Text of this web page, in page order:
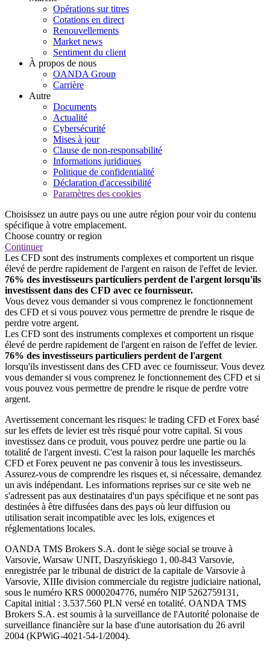
Opérations sur titres
Cotations en direct
Renouvellements
Market news
Sentiment du client
À propos de nous
OANDA Group
Carrière
Autre
Documents
Actualité
Cybersécurité
Mises à jour
Clause de non-responsabilité
Informations juridiques
Politique de confidentialité
Déclaration d'accessibilité
Paramètres des cookies
Choisissez un autre pays ou une autre région pour voir du contenu
spécifique à votre emplacement.
Choose country or region
Continuer
Les CFD sont des instruments complexes et comportent un risque
élevé de perdre rapidement de l'argent en raison de l'effet de levier.
76% des investisseurs particuliers perdent de l'argent lorsqu'ils
investissent dans des CFD avec ce fournisseur.
Vous devez vous demander si vous comprenez le fonctionnement
des CFD et si vous pouvez vous permettre de prendre le risque de
perdre votre argent.
Les CFD sont des instruments complexes et comportent un risque
élevé de perdre rapidement de l'argent en raison de l'effet de levier.
76% des investisseurs particuliers perdent de l'argent
lorsqu'ils investissent dans des CFD avec ce fournisseur. Vous devez
vous demander si vous comprenez le fonctionnement des CFD et si
vous pouvez vous permettre de prendre le risque de perdre votre
argent.
Avertissement concernant les risques: le trading CFD et Forex basé
sur les effets de levier est très risqué pour votre capital. Si vous
investissez dans ce produit, vous pouvez perdre une partie ou la
totalité de l'argent investi. C'est la raison pour laquelle les marchés
CFD et Forex peuvent ne pas convenir à tous les investisseurs.
Assurez-vous de comprendre les risques et, si nécessaire, demandez
un avis indépendant. Les informations reprises sur ce site web ne
s'adressent pas aux destinataires d'un pays spécifique et ne sont pas
destinées à être diffusées dans des pays où leur diffusion ou
utilisation serait incompatible avec les lois, exigences et
réglementations locales.
OANDA TMS Brokers S.A. dont le siège social se trouve à
Varsovie, Warsaw UNIT, Daszyńskiego 1, 00-843 Varsovie,
enregistrée par le tribunal de district de la capitale de Varsovie à
Varsovie, XIIIe division commerciale du registre judiciaire national,
sous le numéro KRS 0000204776, numéro NIP 5262759131,
Capital initial : 3.537.560 PLN versé en totalité. OANDA TMS
Brokers S.A. est soumis à la surveillance de l'Autorité polonaise de
surveillance financière sur la base d'une autorisation du 26 avril
2004 (KPWiG-4021-54-1/2004).